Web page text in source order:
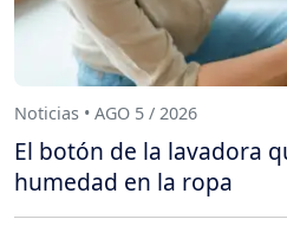
Noticias • AGO 5 / 2026
El botón de la lavadora
humedad en la ropa